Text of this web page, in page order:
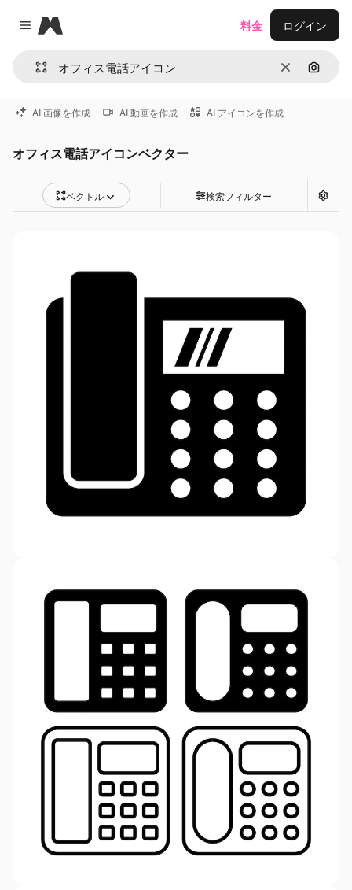
Close menu
Magnific
消去 画像で
料金 ログイン
AI 画像を作成 AI 動画を作成 AI アイコンを作成
オフィス電話アイコンベクター
ベクトル 検索フィルター